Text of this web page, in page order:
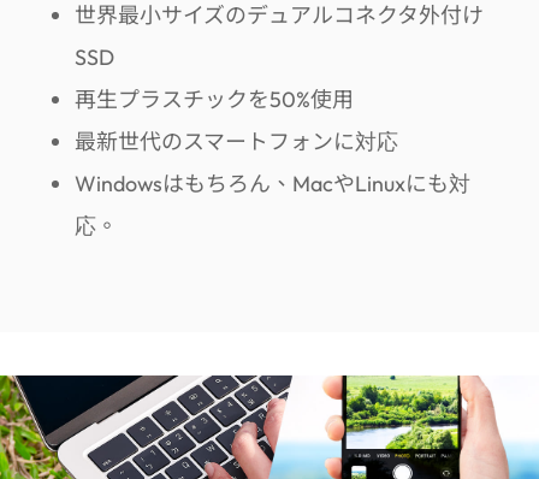
世界最小サイズのデュアルコネクタ外付け
SSD
再生プラスチックを50%使用
最新世代のスマートフォンに対応
Windowsはもちろん、MacやLinuxにも対
応。